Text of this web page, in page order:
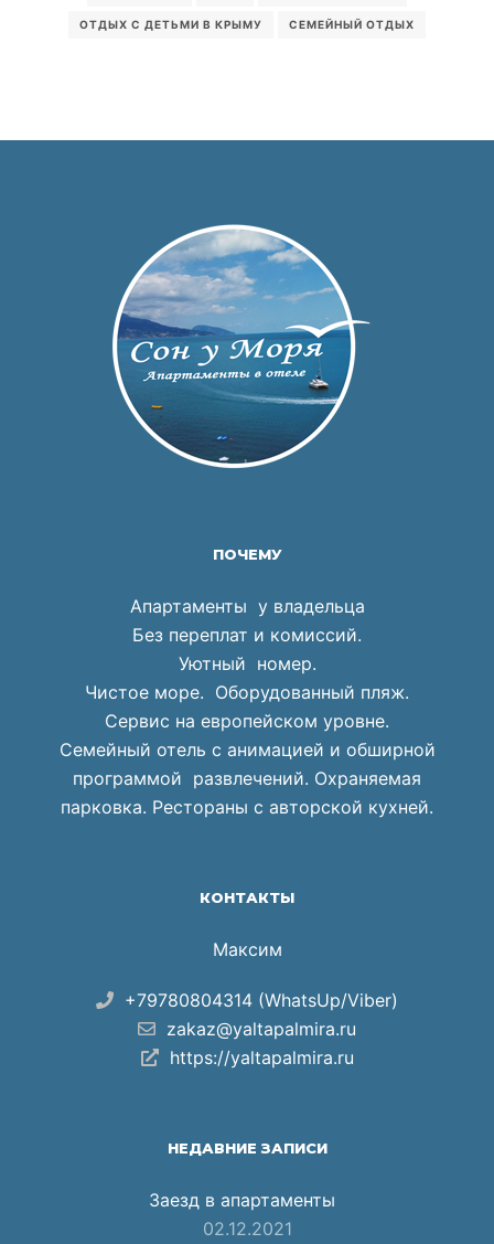
ОТДЫХ С ДЕТЬМИ В КРЫМУ СЕМЕЙНЫЙ ОТДЫХ
ПОЧЕМУ
Апартаменты у владельца
Без переплат и комиссий.
Уютный номер.
Чистое море. Оборудованный пляж.
Сервис на европейском уровне.
Семейный отель с анимацией и обширной
программой развлечений. Охраняемая
парковка. Рестораны с авторской кухней.
КОНТАКТЫ
Максим
+79780804314 (WhatsUp/Viber)
zakaz@yaltapalmira.ru
https://yaltapalmira.ru
НЕДАВНИЕ ЗАПИСИ
Заезд в апартаменты
02.12.2021